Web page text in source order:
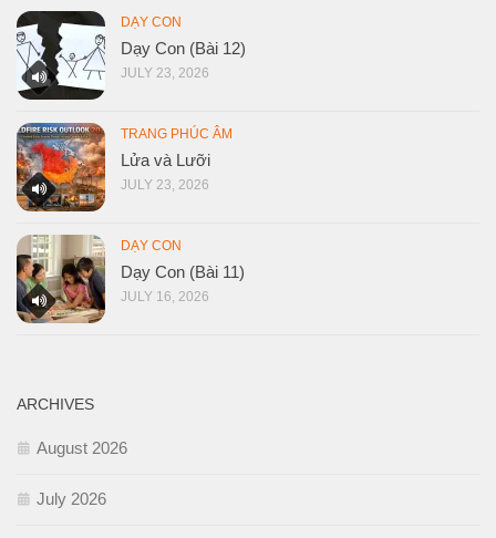
DẠY CON
Dạy Con (Bài 12)
JULY 23, 2026
TRANG PHÚC ÂM
Lửa và Lưỡi
JULY 23, 2026
DẠY CON
Dạy Con (Bài 11)
JULY 16, 2026
ARCHIVES
August 2026
July 2026